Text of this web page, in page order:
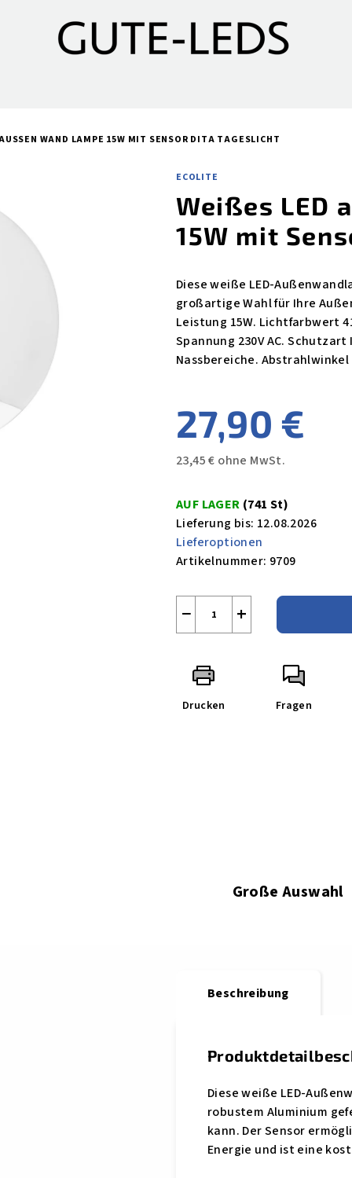
WAND LAMPE 15W MIT SENSOR DITA TAGESLICHT
ECOLITE
Weißes LED
15W mit
Diese weiße LED-
großartige Wahl für Ihre
Leistung 15W. Lichtfarbwert
Spannung 230V AC.
Nassbereiche. Abstrahlwinkel
27,90 €
23,45 € ohne MwSt.
AUF LAGER (741 St)
Lieferung bis: 12.08.2026
Lieferoptionen
Artikelnummer: 9709
+
−
Drucken Fragen
Große Auswahl
Beschreibung
Diese weiße LED-
robustem Aluminium
kann. Der Sensor
Energie und ist eine